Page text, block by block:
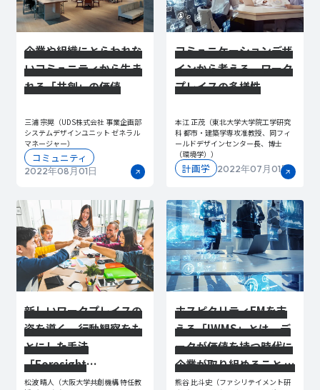
企業や組織にとらわれな
いコミュニティから生ま
れる「共創」の価値
三浦 宗晃（UDS株式会社 事業企画部
システムデザインユニット ゼネラル
マネージャー）
2022年08月01日
コミュニティ
コミュニケーションデザ
インから考える、ワーク
プレイスの多様性
本江 正茂（東北大学大学院工学研究
科 都市・建築学専攻准教授、同フィ
ールドデザインセンター長、博士
（環境学））
2022年07月01日
計画学
新しいワークプレイスの
姿を導く、行動観察をも
とにした手法
「Foresight
Creation」
松波 晴人（大阪大学共創機構 特任教
ホスピタリティFMを⽀
える「IWMS」とは。デ
ータが価値を持つ時代に
企業が取り組めること 全
2回｜後編
熊谷 比斗史（ファシリテイメント研